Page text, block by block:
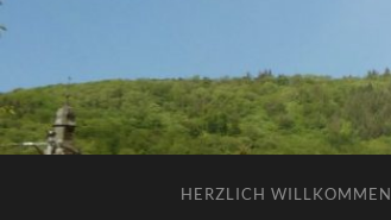
HERZLICH WILLKOMMEN